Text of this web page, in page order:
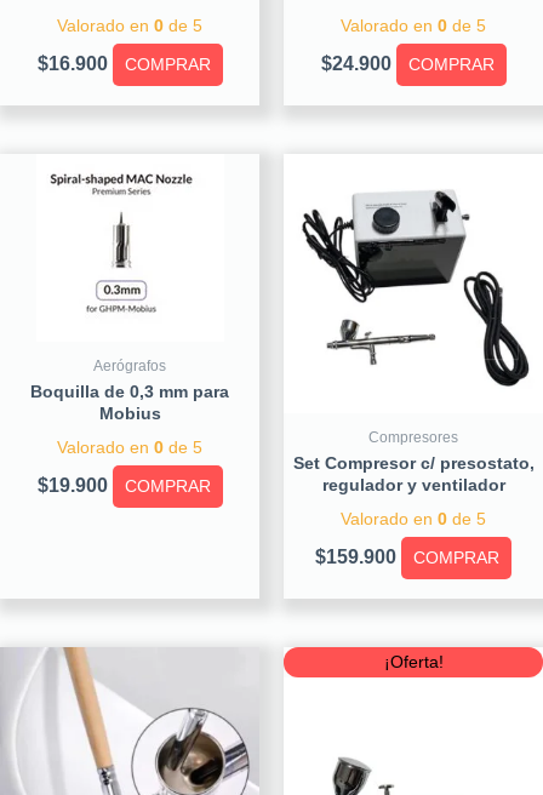
Valorado en 0 de 5
$16.900 COMPRAR
Valorado en 0 de 5
$24.900 COMPRAR
Aerógrafos
Boquilla de 0,3 mm para
Mobius
Valorado en 0 de 5
$19.900 COMPRAR
Compresores
Set Compresor c/ presostato,
regulador y ventilador
Valorado en 0 de 5
$159.900 COMPRAR
¡Oferta!Original
price
price